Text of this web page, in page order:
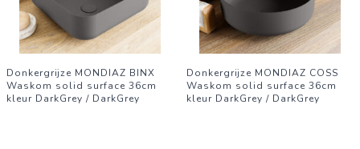
Donkergrijze MONDIAZ BINX
Waskom solid surface 36cm
kleur DarkGrey / DarkGrey
Donkergrijze MONDIAZ COSS
Waskom solid surface 36cm
kleur DarkGrey / DarkGrey